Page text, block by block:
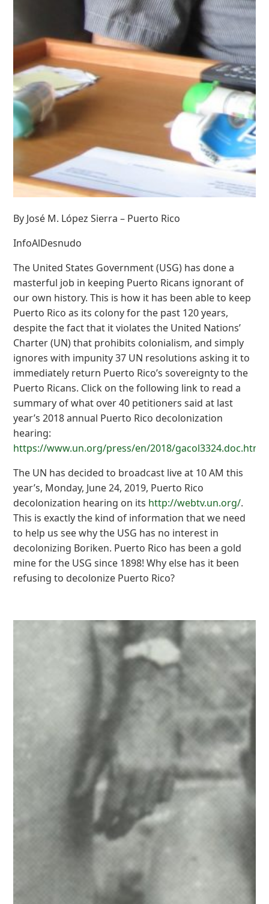
By José M. López Sierra – Puerto Rico
InfoAlDesnudo
The United States Government (USG) has done a
masterful job in keeping Puerto Ricans ignorant of
our own history. This is how it has been able to keep
Puerto Rico as its colony for the past 120 years,
despite the fact that it violates the United Nations’
Charter (UN) that prohibits colonialism, and simply
ignores with impunity 37 UN resolutions asking it to
immediately return Puerto Rico’s sovereignty to the
Puerto Ricans. Click on the following link to read a
summary of what over 40 petitioners said at last
year’s 2018 annual Puerto Rico decolonization
hearing:
https://www.un.org/press/en/2018/gacol3324.doc.htm
The UN has decided to broadcast live at 10 AM this
year’s, Monday, June 24, 2019, Puerto Rico
decolonization hearing on its http://webtv.un.org/.
This is exactly the kind of information that we need
to help us see why the USG has no interest in
decolonizing Boriken. Puerto Rico has been a gold
mine for the USG since 1898! Why else has it been
refusing to decolonize Puerto Rico?